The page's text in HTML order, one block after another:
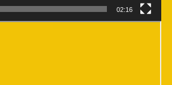
02:16